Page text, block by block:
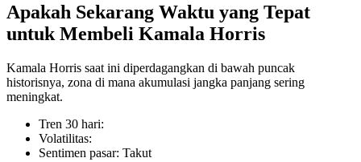
TradFi
Apakah Sekarang Waktu yang Tepat
untuk Membeli Kamala Horris
Kamala Horris saat ini diperdagangkan di bawah puncak
historisnya, zona di mana akumulasi jangka panjang sering
meningkat.
Tren 30 hari:
Volatilitas:
Sentimen pasar: Takut